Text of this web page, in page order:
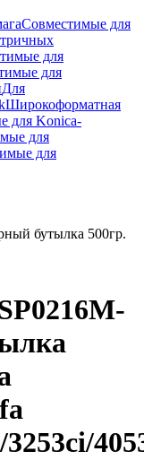
Совместимые для
для
для
Для
Широкоформатная
для Konica-
для
для
бутылка 500гр.